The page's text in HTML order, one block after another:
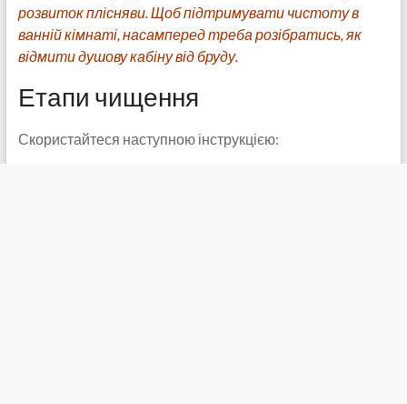
розвиток плісняви. Щоб підтримувати чистоту в
ванній кімнаті, насамперед треба розібратись, як
відмити душову кабіну від бруду.
Етапи чищення
Скористайтеся наступною інструкцією: